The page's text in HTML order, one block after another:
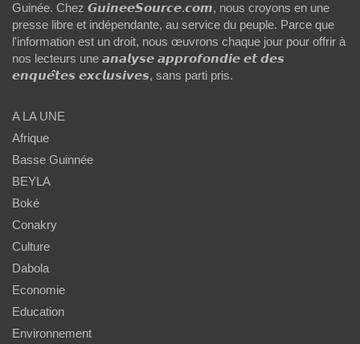
Guinée. Chez 𝙂𝙪𝙞𝙣𝙚𝙚𝙎𝙤𝙪𝙧𝙘𝙚.𝙘𝙤𝙢, nous croyons en une
presse libre et indépendante, au service du peuple. Parce que
l'information est un droit, nous œuvrons chaque jour pour offrir à
nos lecteurs une 𝙖𝙣𝙖𝙡𝙮𝙨𝙚 𝙖𝙥𝙥𝙧𝙤𝙛𝙤𝙣𝙙𝙞𝙚 𝙚𝙩 𝙙𝙚𝙨
𝙚𝙣𝙦𝙪𝙚̂𝙩𝙚𝙨 𝙚𝙭𝙘𝙡𝙪𝙨𝙞𝙫𝙚𝙨, sans parti pris.
A LA UNE
Afrique
Basse Guinnée
BEYLA
Boké
Conakry
Culture
Dabola
Economie
Education
Environnement